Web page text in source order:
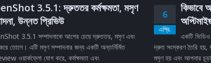
3.5.1: দ্রুততর কর্মক্ষমতা, মসৃণ
উন্নত প্রিভিউ
3.5.1 সম্পাদনাকে আগের চেয়ে দ্রুততর, মসৃণ এবং
তোলে। এটি মসৃণ সম্পাদনার জন্য একটি অন্তর্নির্মিত
ওয়ার্কফ্লো যোগ করে, কর্মক্ষমতা এবং
6
এপ্রি.
কিভাবে
একটি
দ্রুত সংস্করণ তৈরি হয়,
মসৃণ হয় এবং আপনার